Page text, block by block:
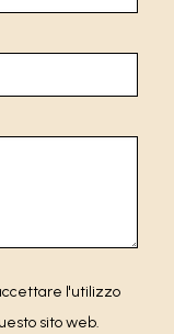
l'utilizzo
sito web.